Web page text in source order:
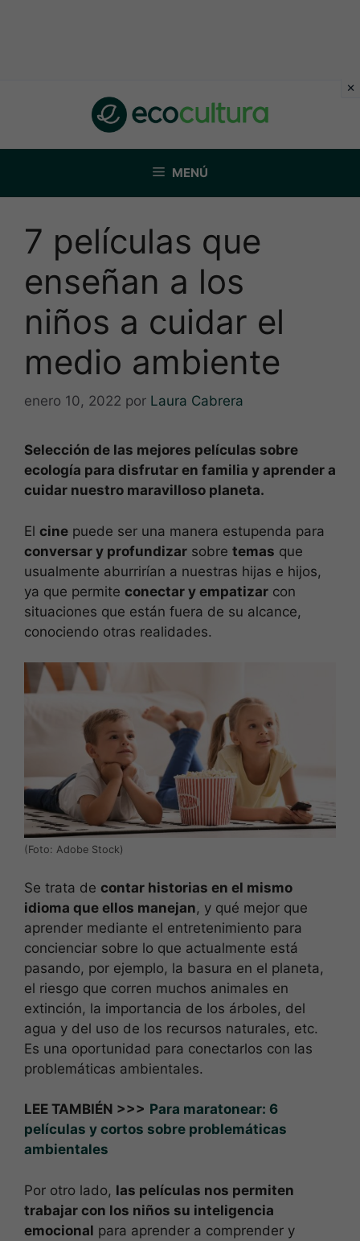
MENÚ
7 películas que
enseñan a los
niños a cuidar el
medio ambiente
enero 10, 2022 por Laura Cabrera
Selección de las mejores películas sobre
ecología para disfrutar en familia y aprender a
cuidar nuestro maravilloso planeta.
El cine puede ser una manera estupenda para
conversar y profundizar sobre temas que
usualmente aburrirían a nuestras hijas e hijos,
ya que permite conectar y empatizar con
situaciones que están fuera de su alcance,
conociendo otras realidades.
(Foto: Adobe Stock)
Se trata de contar historias en el mismo
idioma que ellos manejan, y qué mejor que
aprender mediante el entretenimiento para
concienciar sobre lo que actualmente está
pasando, por ejemplo, la basura en el planeta,
el riesgo que corren muchos animales en
extinción, la importancia de los árboles, del
agua y del uso de los recursos naturales, etc.
Es una oportunidad para conectarlos con las
problemáticas ambientales.
LEE TAMBIÉN >>> Para maratonear: 6
películas y cortos sobre problemáticas
ambientales
Por otro lado, las películas nos permiten
trabajar con los niños su inteligencia
emocional para aprender a comprender y